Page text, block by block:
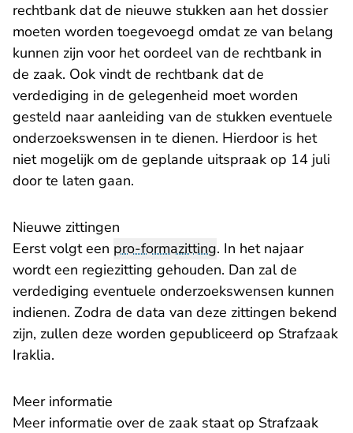
rechtbank dat de nieuwe stukken aan het dossier
moeten worden toegevoegd omdat ze van belang
kunnen zijn voor het oordeel van de rechtbank in
de zaak. Ook vindt de rechtbank dat de
verdediging in de gelegenheid moet worden
gesteld naar aanleiding van de stukken eventuele
onderzoekswensen in te dienen. Hierdoor is het
niet mogelijk om de geplande uitspraak op 14 juli
door te laten gaan.
Nieuwe zittingen
Eerst volgt een pro-formazitting. In het najaar
wordt een regiezitting gehouden. Dan zal de
verdediging eventuele onderzoekswensen kunnen
indienen. Zodra de data van deze zittingen bekend
zijn, zullen deze worden gepubliceerd op Strafzaak
Iraklia.
Meer informatie
Meer informatie over de zaak staat op Strafzaak